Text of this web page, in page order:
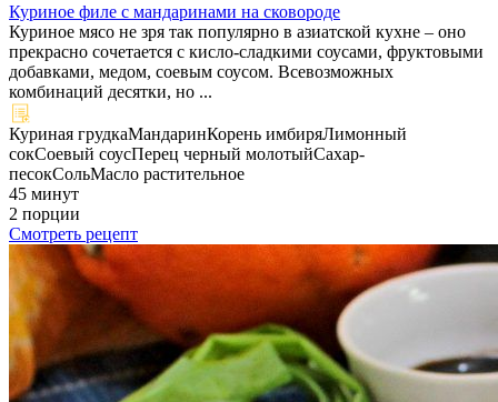
Куриное филе с мандаринами на сковороде
Куриное мясо не зря так популярно в азиатской кухне – оно
прекрасно сочетается с кисло-сладкими соусами, фруктовыми
добавками, медом, соевым соусом. Всевозможных
комбинаций десятки, но ...
Куриная грудкаМандаринКорень имбиряЛимонный
сокСоевый соусПерец черный молотыйСахар-
песокСольМасло растительное
45 минут
2 порции
Смотреть рецепт